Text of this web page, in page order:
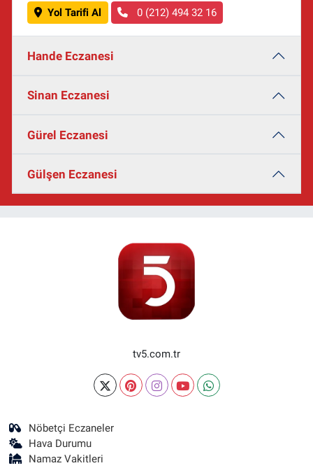
Yol Tarifi Al 0 (212) 494 32 16
Hande Eczanesi
Sinan Eczanesi
Gürel Eczanesi
Gülşen Eczanesi
tv5.com.tr
Nöbetçi Eczaneler
Hava Durumu
Namaz Vakitleri